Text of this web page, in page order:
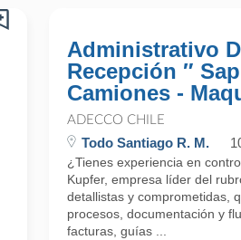
Administrativo
Recepción ″
Camiones -
ADECCO CHILE
Todo Santiago R. M.
¿Tienes experiencia en
Kupfer, empresa líder del
detallistas y comprometidas,
procesos, documentación y
facturas, guías ...